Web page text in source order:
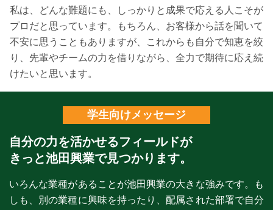
私は、どんな難題にも、しっかりと成果で応える人こそが
プロだと思っています。もちろん、お客様から話を聞いて
不安に思うこともありますが、これからも自分で知恵を絞
り、先輩やチームの力を借りながら、全力で期待に応え続
けたいと思います。
学生向けメッセージ
自分の力を活かせるフィールドが
きっと池田興業で見つかります。
いろんな業種があることが池田興業の大きな強みです。も
しも、別の業種に興味を持ったり、配属された部署で自分